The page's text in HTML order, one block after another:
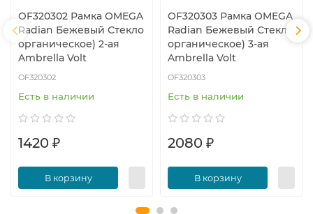
OF320302 Рамка OMEGA
Radian Бежевый Стекло
органическое) 2-ая
Ambrella Volt
OF320302
Есть в наличии
1420 ₽
В корзину
OF320303 Рамка OMEGA
Radian Бежевый Стекло
органическое) 3-ая
Ambrella Volt
OF320303
Есть в наличии
2080 ₽
В корзину